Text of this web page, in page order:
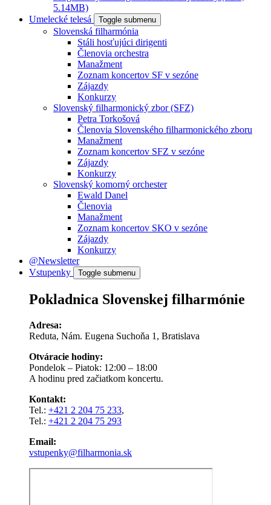
5.14MB)
Umelecké telesá
Toggle submenu
Slovenská filharmónia
Stáli hosťujúci dirigenti
Členovia orchestra
Manažment
Zoznam koncertov SF v sezóne
Zájazdy
Konkurzy
Slovenský filharmonický zbor (SFZ)
Petra Torkošová
Členovia Slovenského filharmonického zboru
Manažment
Zoznam koncertov SFZ v sezóne
Zájazdy
Konkurzy
Slovenský komorný orchester
Ewald Danel
Členovia
Manažment
Zoznam koncertov SKO v sezóne
Zájazdy
Konkurzy
@Newsletter
Vstupenky
Toggle submenu
Pokladnica Slovenskej filharmónie
Adresa:
Reduta, Nám. Eugena Suchoňa 1, Bratislava
Otváracie hodiny:
Pondelok – Piatok: 12:00 – 18:00
A hodinu pred začiatkom koncertu.
Kontakt:
Tel.: +421 2 204 75 233,
Tel.: +421 2 204 75 293
Email:
vstupenky@filharmonia.sk